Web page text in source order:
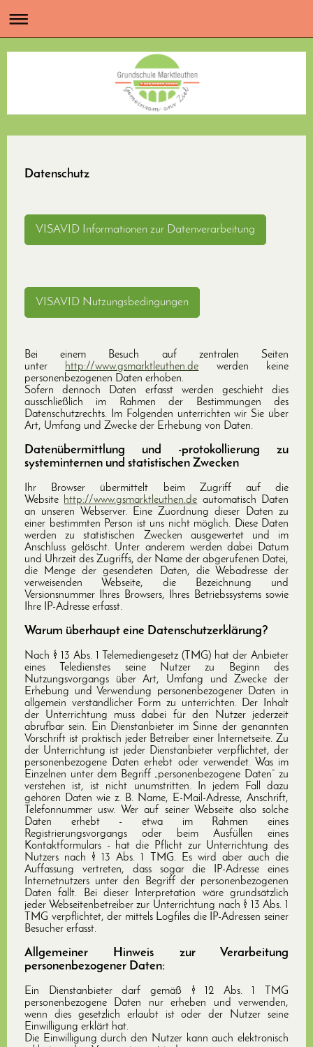
Datenschutz
VISAVID Informationen zur Datenverarbeitung
VISAVID Nutzungsbedingungen
Bei einem Besuch auf zentralen Seiten
unter
http://www.gsmarktleuthen.de werden keine
personenbezogenen Daten erhoben.
Sofern dennoch Daten erfasst werden geschieht dies
ausschließlich im Rahmen der Bestimmungen des
Datenschutzrechts. Im Folgenden unterrichten wir Sie über
Art, Umfang und Zwecke der Erhebung von Daten.
Datenübermittlung und -protokollierung zu
systeminternen und statistischen Zwecken
Ihr Browser übermittelt beim Zugriff auf die
Website http://www.gsmarktleuthen.de automatisch Daten
an unseren Webserver. Eine Zuordnung dieser Daten zu
einer bestimmten Person ist uns nicht möglich. Diese Daten
werden zu statistischen Zwecken ausgewertet und im
Anschluss gelöscht. Unter anderem werden dabei Datum
und Uhrzeit des Zugriffs, der Name der abgerufenen Datei,
die Menge der gesendeten Daten, die Webadresse der
verweisenden Webseite, die Bezeichnung und
Versionsnummer Ihres Browsers, Ihres Betriebssystems sowie
Ihre IP-Adresse erfasst.
Warum überhaupt eine Datenschutzerklärung?
Nach § 13 Abs. 1 Telemediengesetz (TMG) hat der Anbieter
eines Teledienstes seine Nutzer zu Beginn des
Nutzungsvorgangs über Art, Umfang und Zwecke der
Erhebung und Verwendung personenbezogener Daten in
allgemein verständlicher Form zu unterrichten. Der Inhalt
der Unterrichtung muss dabei für den Nutzer jederzeit
abrufbar sein. Ein Dienstanbieter im Sinne der genannten
Vorschrift ist praktisch jeder Betreiber einer Internetseite. Zu
der Unterrichtung ist jeder Dienstanbieter verpflichtet, der
personenbezogene Daten erhebt oder verwendet. Was im
Einzelnen unter dem Begriff „personenbezogene Daten“ zu
verstehen ist, ist nicht unumstritten. In jedem Fall dazu
gehören Daten wie z. B. Name, E-Mail-Adresse, Anschrift,
Telefonnummer usw. Wer auf seiner Webseite also solche
Daten erhebt - etwa im Rahmen eines
Registrierungsvorgangs oder beim Ausfüllen eines
Kontaktformulars - hat die Pflicht zur Unterrichtung des
Nutzers nach § 13 Abs. 1 TMG. Es wird aber auch die
Auffassung vertreten, dass sogar die IP-Adresse eines
Internetnutzers unter den Begriff der personenbezogenen
Daten fällt. Bei dieser Interpretation wäre grundsätzlich
jeder Webseitenbetreiber zur Unterrichtung nach § 13 Abs. 1
TMG verpflichtet, der mittels Logfiles die IP-Adressen seiner
Besucher erfasst.
Allgemeiner Hinweis zur Verarbeitung
personenbezogener Daten:
Ein Dienstanbieter darf gemäß § 12 Abs. 1 TMG
personenbezogene Daten nur erheben und verwenden,
wenn dies gesetzlich erlaubt ist oder der Nutzer seine
Einwilligung erklärt hat.
Die Einwilligung durch den Nutzer kann auch elektronisch